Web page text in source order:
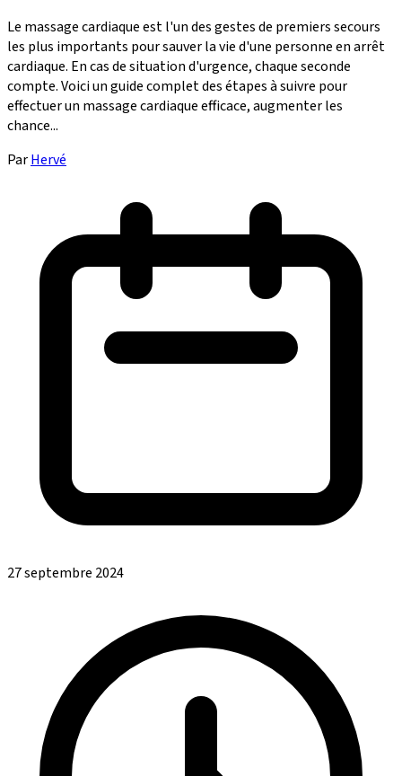
Le massage cardiaque est l'un des gestes de premiers secours
les plus importants pour sauver la vie d'une personne en arrêt
cardiaque. En cas de situation d'urgence, chaque seconde
compte. Voici un guide complet des étapes à suivre pour
effectuer un massage cardiaque efficace, augmenter les
chance...
ParHervé
27 septembre 2024